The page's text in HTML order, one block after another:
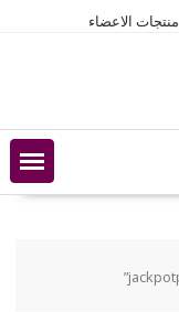
منتجات الاعضاء